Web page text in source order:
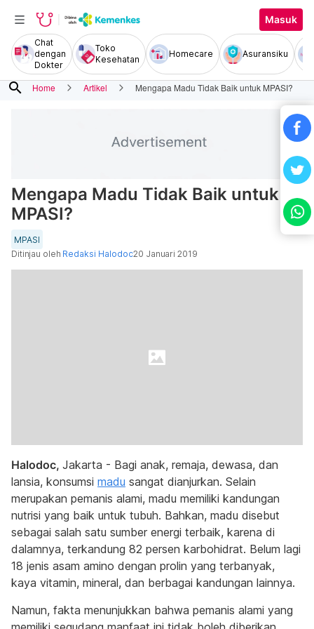
Masuk
Chat
dengan
Dokter
Toko
Kesehatan
Homecare Asuransiku
search Home Artikel Mengapa Madu Tidak Baik untuk MPASI?
Mengapa Madu Tidak Baik untuk
MPASI?
MPASI
Ditinjau oleh Redaksi Halodoc20 Januari 2019
Halodoc, Jakarta - Bagi anak, remaja, dewasa, dan
lansia, konsumsi madu sangat dianjurkan. Selain
merupakan pemanis alami, madu memiliki kandungan
nutrisi yang baik untuk tubuh. Bahkan, madu disebut
sebagai salah satu sumber energi terbaik, karena di
dalamnya, terkandung 82 persen karbohidrat. Belum lagi
18 jenis asam amino dengan prolin yang terbanyak,
kaya vitamin, mineral, dan berbagai kandungan lainnya.
Namun, fakta menunjukkan bahwa pemanis alami yang